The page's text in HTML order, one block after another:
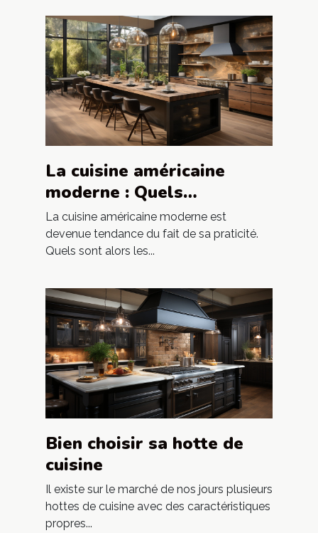
La cuisine américaine
moderne : Quels
avantages ?
La cuisine américaine moderne est
devenue tendance du fait de sa praticité.
Quels sont alors les...
Bien choisir sa hotte de
cuisine
Il existe sur le marché de nos jours plusieurs
hottes de cuisine avec des caractéristiques
propres...